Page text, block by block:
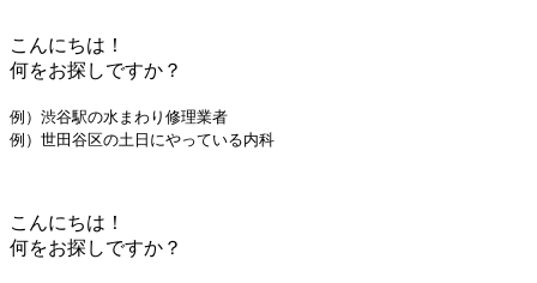
こんにちは！
何をお探しですか？
例）渋谷駅の水まわり修理業者
例）世田谷区の土日にやっている内科
こんにちは！
何をお探しですか？